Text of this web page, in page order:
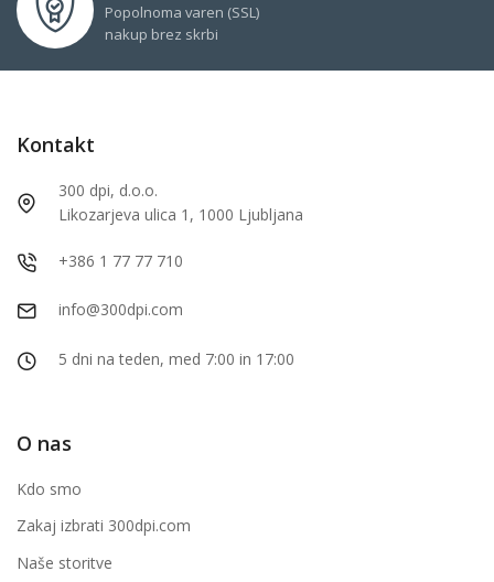
Popolnoma varen (SSL)
nakup brez skrbi
Kontakt
300 dpi, d.o.o.
Likozarjeva ulica 1, 1000 Ljubljana
+386 1 77 77 710
info@300dpi.com
5 dni na teden, med 7:00 in 17:00
O nas
Kdo smo
Zakaj izbrati 300dpi.com
Naše storitve